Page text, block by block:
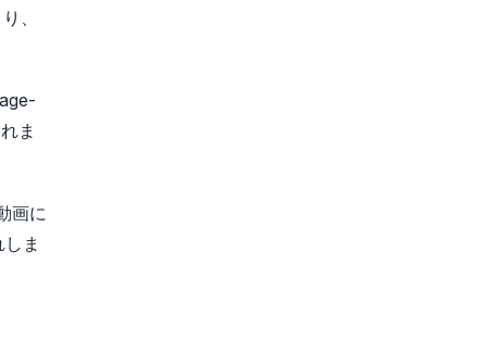
、
ま
画に
ま